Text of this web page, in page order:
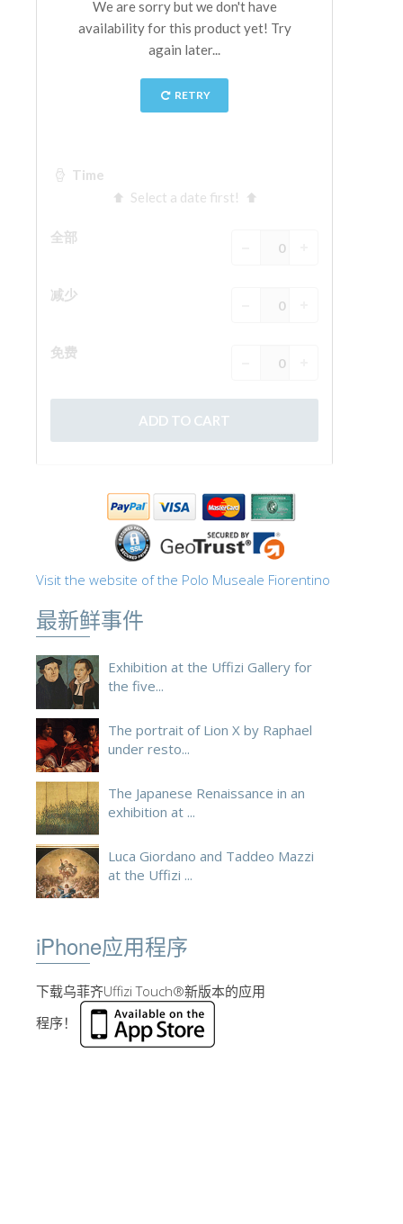
预约导游
Only Tickets Fast Track Entrance
ZH
ENGLISH
Visit the website of the Polo Museale Fiorentino
最新鲜事件
Exhibition at the Uffizi Gallery for
the five...
The portrait of Lion X by Raphael
under resto...
The Japanese Renaissance in an
exhibition at ...
Luca Giordano and Taddeo Mazzi
at the Uffizi ...
iPhone应用程序
下载乌菲齐Uffizi Touch®新版本的应用
程序！